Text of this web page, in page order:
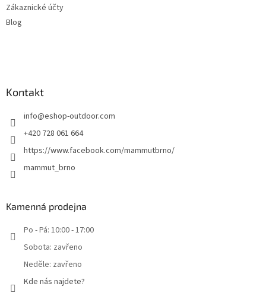
Zákaznické účty
Blog
Kontakt
info@eshop-outdoor.com
+420 728 061 664
https://www.facebook.com/mammutbrno/
mammut_brno
Kamenná prodejna
Po - Pá: 10:00 - 17:00
Sobota: zavřeno
Neděle: zavřeno
Kde nás najdete?